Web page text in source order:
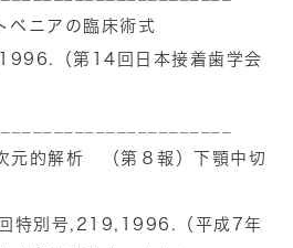
ベニアの臨床術式
（第14回日本接着歯学会
元的解析 （第８報）下顎中切
特別号,219,1996.（平成7年